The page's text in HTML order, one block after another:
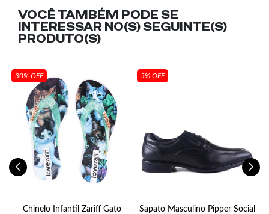
VOCÊ TAMBÉM PODE SE
INTERESSAR NO(S) SEGUINTE(S)
PRODUTO(S)
30% OFF
Chinelo Infantil Zariff Gato
5% OFF
Sapato Masculino Pipper Social